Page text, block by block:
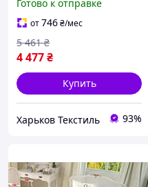
Готово к отправке
от746₴/мес
4 477₴
5 461 ₴
Купить
Харьков Текстиль 93%